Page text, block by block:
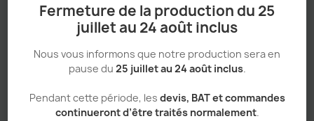
Fermeture de la production du 25
juillet au 24 août inclus
Nous vous informons que notre production sera en
pause du 25 juillet au 24 août inclus.
Pendant cette période, les devis, BAT et commandes
continueront d’être traités normalement.
Adapté aux pros comme aux particuliers